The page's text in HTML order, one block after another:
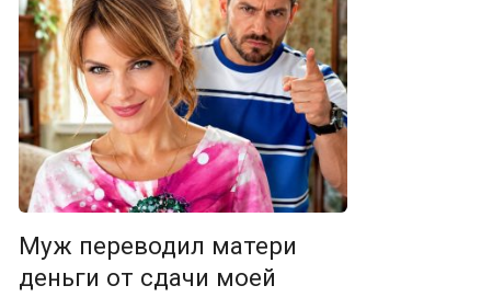
Муж переводил матери
деньги от сдачи моей